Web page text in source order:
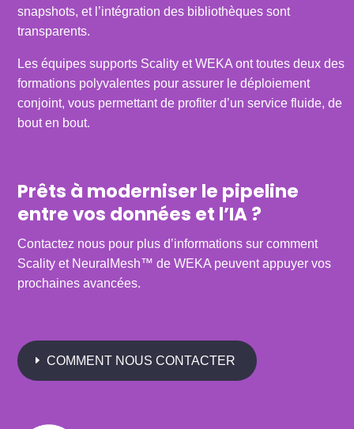
snapshots, et l’intégration des bibliothèques sont
transparents.
Les équipes supports Scality et WEKA ont toutes deux des
formations polyvalentes pour assurer le déploiement
conjoint, vous permettant de profiter d’un service fluide, de
bout en bout.
Prêts à moderniser le pipeline
entre vos données et l’IA ?
Contactez nous pour plus d’informations sur comment
Scality et NeuralMesh™ de WEKA peuvent appuyer vos
prochaines avancées.
COMMENT NOUS CONTACTER